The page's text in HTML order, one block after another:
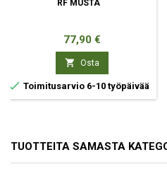
RF MUSTA
Hinta
77,90 €
 Osta
 Toimitusarvio 6-10 työpäivää
TUOTTEITA SAMASTA